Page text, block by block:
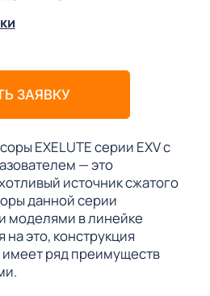
ЗАЯВКУ
EXELUTE серии EXV с
— это
источник сжатого
данной серии
моделями в линейке
на это, конструкция
имеет ряд преимуществ